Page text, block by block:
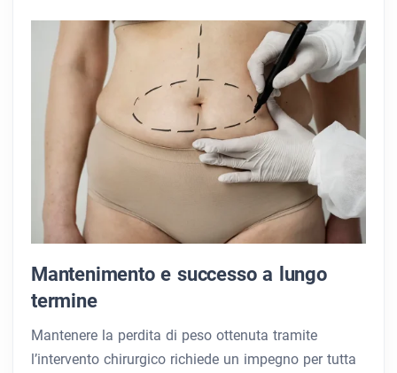
Mantenimento e successo a lungo
termine
Mantenere la perdita di peso ottenuta tramite
l’intervento chirurgico richiede un impegno per tutta